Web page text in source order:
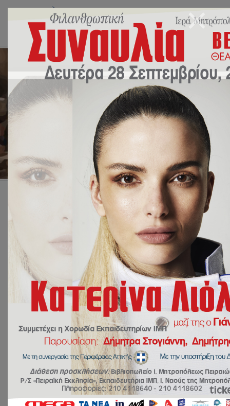
“Ulysse à Paris”
28 Ιανουαρίου 2024
Ευάγγελος Γιακουμόγλου
“Ulysse à Paris”
Οι μαθητές των Εκπαιδευτηρίων μας
παρακολούθησαν στο αμφιθέατρο του σχολείου μας
τη γαλλική θεατρική παράσταση “Ulysse à Paris”. Μια
πρωτοποριακή, διαδραστική παράσταση όπου
ζωντάνεψαν οι ήρωες του βιβλίου των εκδόσεων “le